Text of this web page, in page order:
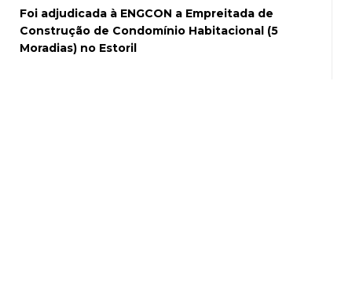
Foi adjudicada à ENGCON a Empreitada de
Construção de Condomínio Habitacional (5
Moradias) no Estoril